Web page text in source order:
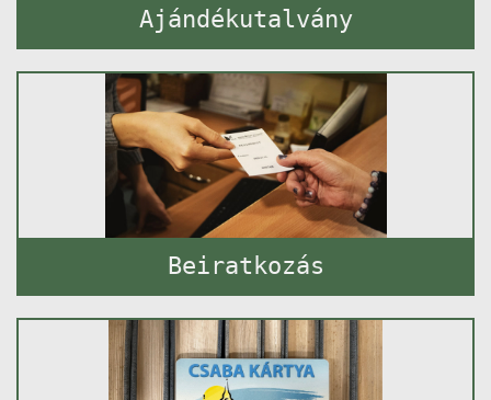
Ajándékutalvány
Beiratkozás